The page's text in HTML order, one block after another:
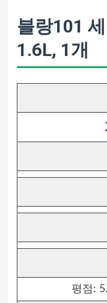
블랑101
1.6L, 1개
평점: